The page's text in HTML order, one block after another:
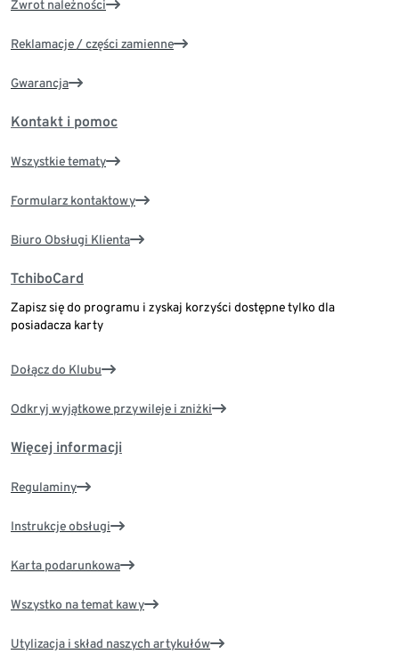
Zwrot należności
Reklamacje / części zamienne
Gwarancja
Kontakt i pomoc
Wszystkie tematy
Formularz kontaktowy
Biuro Obsługi Klienta
TchiboCard
Zapisz się do programu i zyskaj korzyści dostępne tylko dla
posiadacza karty
Dołącz do Klubu
Odkryj wyjątkowe przywileje i zniżki
Więcej informacji
Regulaminy
Instrukcje obsługi
Karta podarunkowa
Wszystko na temat kawy
Utylizacja i skład naszych artykułów